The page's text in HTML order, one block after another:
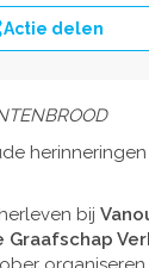
Actie delen
bij
Graafschap